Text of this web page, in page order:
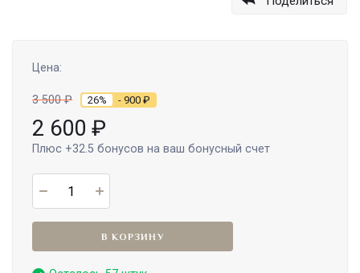
Цена:
3 500₽ 26% - 900 ₽
2 600 ₽
Плюс +32.5 бонусов на ваш бонусный счет
В КОРЗИНУ